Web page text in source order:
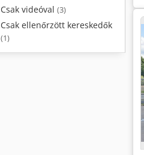
Csak videóval (3)
Csak ellenőrzött kereskedők
(1)